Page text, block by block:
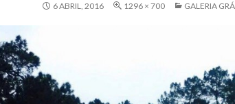
6 ABRIL, 2016 1296 × 700 GALERIA